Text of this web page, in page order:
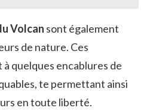
Volcan sont également
de nature. Ces
quelques encablures de
te permettant ainsi
en toute liberté.